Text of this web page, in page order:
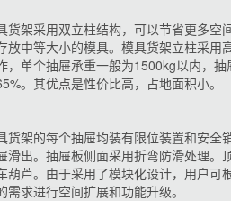
货架采用双立柱结构，可以节省更多空
放中等大小的模具。模具货架立柱采用
，单个抽屉承重一般为1500kg以内，抽
。其优点是性价比高，占地面积
货架的每个抽屉均装有限位装置和安全
滑出。抽屉板侧面采用折弯防滑处理。
葫芦。由于采用了模块化设计，用户可
需求进行空间扩展和功能升级。